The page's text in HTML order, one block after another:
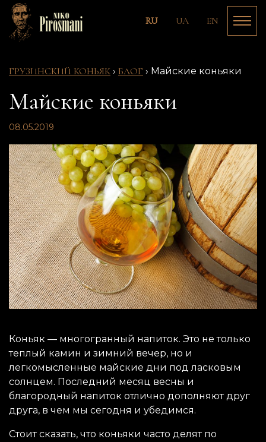
RU UA EN
ГРУЗИНСКИЙ КОНЬЯК › БЛОГ › Майские коньяки
Майские коньяки
08.05.2019
Коньяк — многогранный напиток. Это не только
теплый камин и зимний вечер, но и
легкомысленные майские дни под ласковым
солнцем. Последний месяц весны и
благородный напиток отлично дополняют друг
друга, в чем мы сегодня и убедимся.
Стоит сказать, что коньяки часто делят по